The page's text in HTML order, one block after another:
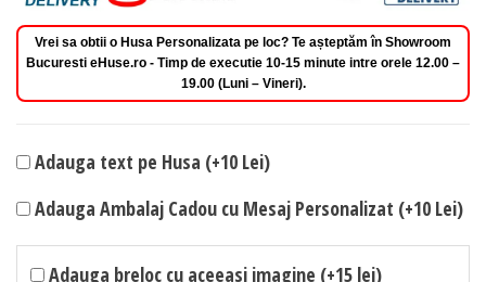
Vrei sa obtii o Husa Personalizata pe loc? Te așteptăm în Showroom
Bucuresti eHuse.ro - Timp de executie 10-15 minute intre orele 12.00 –
19.00 (Luni – Vineri).
Adauga text pe Husa (+10 Lei)
Adauga Ambalaj Cadou cu Mesaj Personalizat (+10 Lei)
Adauga breloc cu aceeasi imagine (+15 lei)